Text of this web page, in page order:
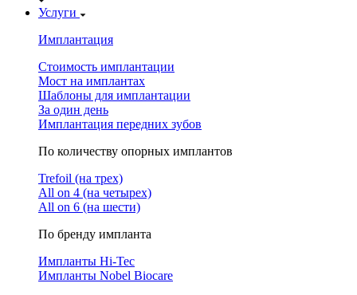
Услуги
Имплантация
Стоимость имплантации
Мост на имплантах
Шаблоны для имплантации
За один день
Имплантация передних зубов
По количеству опорных имплантов
Trefoil (на трех)
All on 4 (на четырех)
All on 6 (на шести)
По бренду импланта
Импланты Hi-Tec
Импланты Nobel Biocare